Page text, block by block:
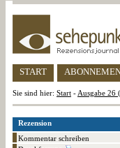
START
Sie sind hier: Start - Ausgabe 26
Rezension
Kommentar schreiben